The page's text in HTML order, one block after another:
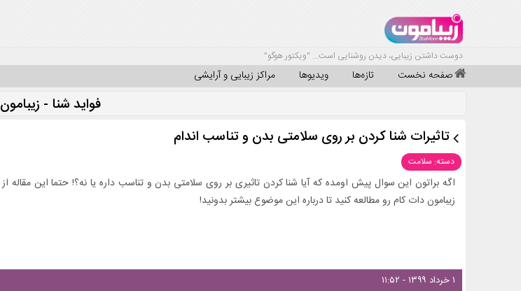
دوست داشتن زیبایی، دیدن روشنایی است... "ویکتور هوگو"
صفحه نخست تازه‌ها ویدیوها مراکز زیبایی و آرایشی
فواید شنا - زیبامون
تاثیرات شنا کردن بر روی سلامتی بدن و تناسب اندام
دسته: سلامت
اگه براتون این سوال پیش اومده که آیا شنا کردن تاثیری بر روی سلامتی بدن و تناسب داره یا نه؟! حتما این مقاله از
زیبامون دات کام رو مطالعه کنید تا درباره این موضوع بیشتر بدونید!
۱ خرداد ۱۳۹۹ - ۱۱:۵۲